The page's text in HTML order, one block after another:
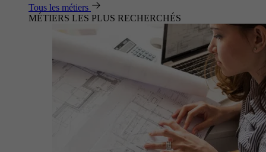
Tous les métiers
MÉTIERS LES PLUS RECHERCHÉS